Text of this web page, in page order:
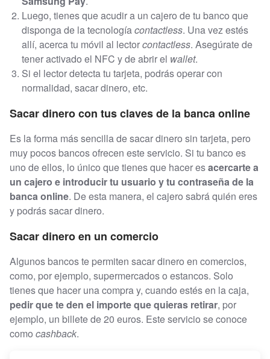
Luego, tienes que acudir a un cajero de tu banco que
disponga de la tecnologíacontactless. Una vez estés
allí, acerca tu móvil al lectorcontactless. Asegúrate de
tener activado el NFC y de abrir el wallet.
Si el lector detecta tu tarjeta, podrás operar con
normalidad, sacar dinero, etc.
Sacar dinero con tus claves de la banca online
Es la forma más sencilla de sacar dinero sin tarjeta, pero
muy pocos bancos ofrecen este servicio. Si tu banco es
uno de ellos, lo único que tienes que hacer esacercarte a
un cajero e introducir tu usuario y tu contraseña de la
banca online. De esta manera, el cajero sabrá quién eres
y podrás sacar dinero.
Sacar dinero en un comercio
Algunos bancos te permiten sacar dinero en comercios,
como, por ejemplo, supermercados o estancos. Solo
tienes que hacer una compra y, cuando estés en la caja,
pedir que te den el importe que quieras retirar, por
ejemplo, un billete de 20 euros. Este servicio se conoce
como cashback.